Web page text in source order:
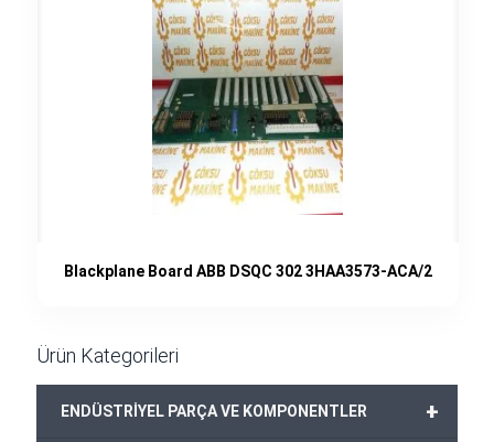
Blackplane Board ABB DSQC 302 3HAA3573-ACA/2
Ürün Kategorileri
+
ENDÜSTRİYEL PARÇA VE KOMPONENTLER